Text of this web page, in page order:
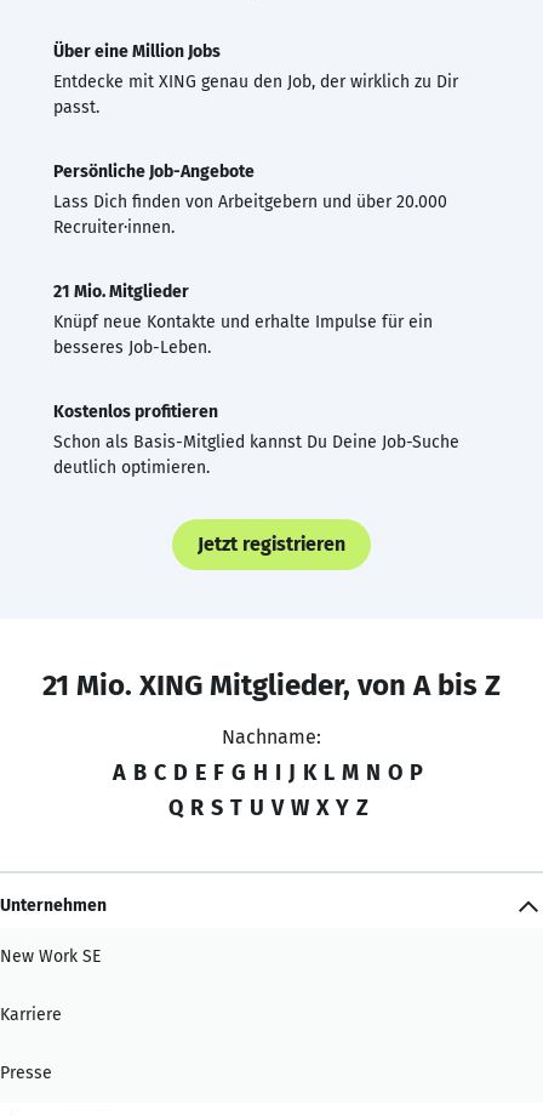
Über eine Million Jobs
Entdecke mit XING genau den Job, der wirklich zu Dir
passt.
Persönliche Job-Angebote
Lass Dich finden von Arbeitgebern und über 20.000
Recruiter·innen.
21 Mio. Mitglieder
Knüpf neue Kontakte und erhalte Impulse für ein
besseres Job-Leben.
Kostenlos profitieren
Schon als Basis-Mitglied kannst Du Deine Job-Suche
deutlich optimieren.
Jetzt registrieren
21 Mio. XING Mitglieder, von A bis Z
Nachname:
A B C D E F G H I J K L M N O P
Q R S T U V W X Y Z
Unternehmen
New Work SE
Karriere
Presse